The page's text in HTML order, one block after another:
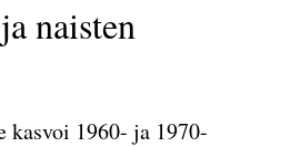
naisten
1960- ja 1970-